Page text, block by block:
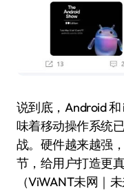
说到底，Android
味着移动操作系统
战。硬件越来越强
节，给用户打造更
（ViWANT未网｜